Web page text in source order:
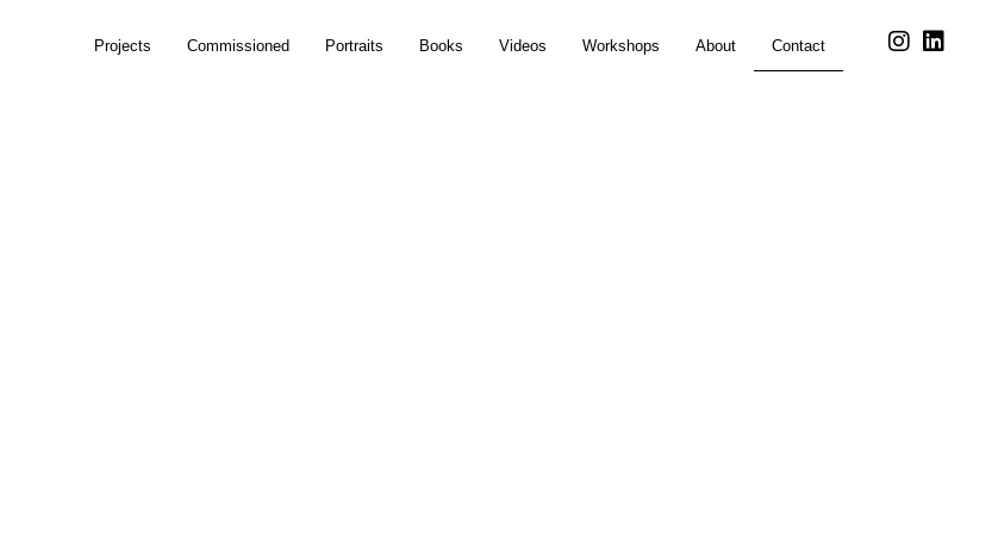
Projects Commissioned Portraits Books Videos Workshops About Contact